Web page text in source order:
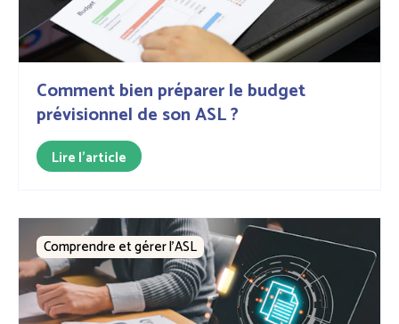
Comment bien préparer le budget
prévisionnel de son ASL ?
Lire l'article
Comprendre et gérer l’ASL